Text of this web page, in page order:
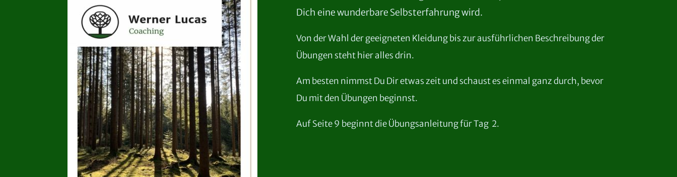
Dich eine wunderbare Selbsterfahrung wird.
Von der Wahl der geeigneten Kleidung bis zur ausführlichen Beschreibung der
Übungen steht hier alles drin.
Am besten nimmst Du Dir etwas zeit und schaust es einmal ganz durch, bevor
Du mit den Übungen beginnst.
Auf Seite 9 beginnt die Übungsanleitung für Tag 2.